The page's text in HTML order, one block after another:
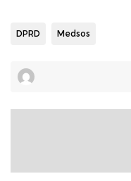
DPRD Medsos